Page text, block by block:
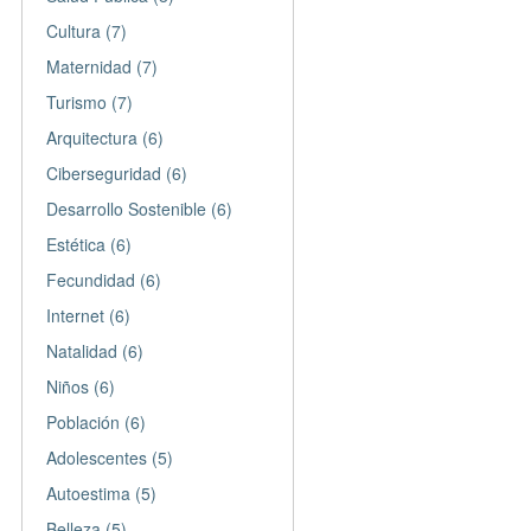
Cultura (7)
Maternidad (7)
Turismo (7)
Arquitectura (6)
Ciberseguridad (6)
Desarrollo Sostenible (6)
Estética (6)
Fecundidad (6)
Internet (6)
Natalidad (6)
Niños (6)
Población (6)
Adolescentes (5)
Autoestima (5)